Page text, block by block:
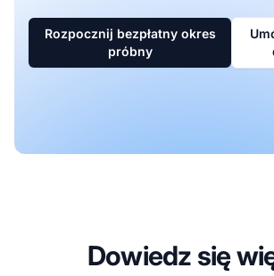
Rozpocznij bezpłatny okres
próbny
Dowiedz się